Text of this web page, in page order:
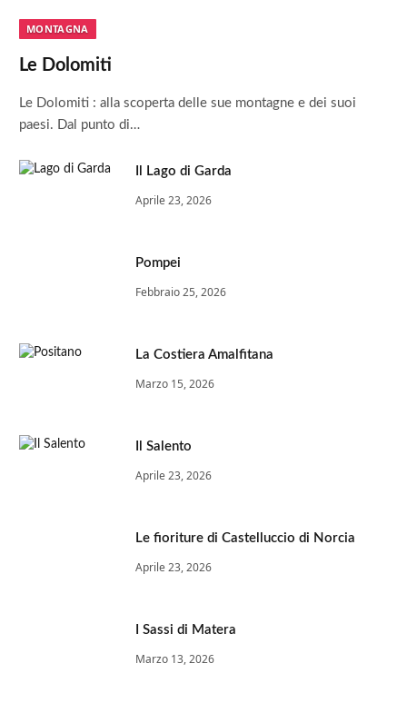
MONTAGNA
Le Dolomiti
Le Dolomiti : alla scoperta delle sue montagne e dei suoi
paesi. Dal punto di…
Il Lago di Garda
Aprile 23, 2026
Pompei
Febbraio 25, 2026
La Costiera Amalfitana
Marzo 15, 2026
Il Salento
Aprile 23, 2026
Le fioriture di Castelluccio di Norcia
Aprile 23, 2026
I Sassi di Matera
Marzo 13, 2026